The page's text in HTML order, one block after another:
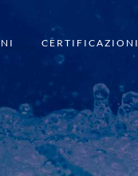
CERTIFICAZIONI